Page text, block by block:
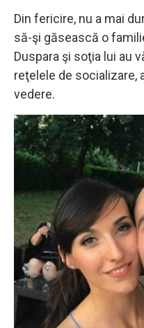
Din fericire, nu a mai
să-şi găsească o
Duspara şi soţia lui au
reţelele de socializare,
vedere.